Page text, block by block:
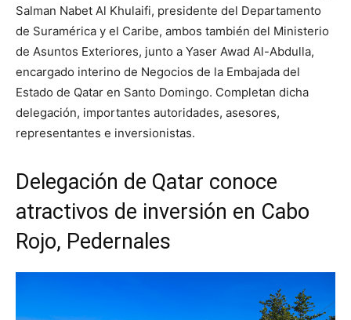
Salman Nabet Al Khulaifi, presidente del Departamento
de Suramérica y el Caribe, ambos también del Ministerio
de Asuntos Exteriores, junto a Yaser Awad Al-Abdulla,
encargado interino de Negocios de la Embajada del
Estado de Qatar en Santo Domingo. Completan dicha
delegación, importantes autoridades, asesores,
representantes e inversionistas.
Delegación de Qatar conoce
atractivos de inversión en Cabo
Rojo, Pedernales